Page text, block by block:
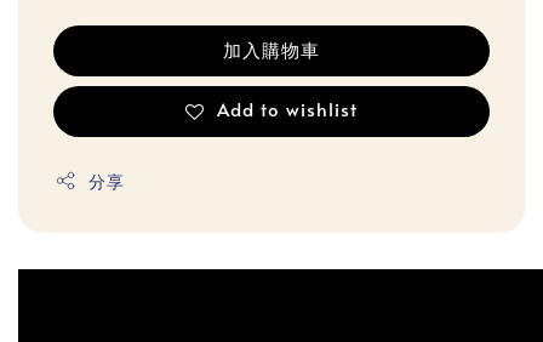
加入購物車
Add to wishlist
分享